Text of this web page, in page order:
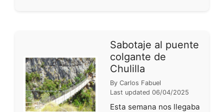
Sabotaje al puente
colgante de
Chulilla
By Carlos Fabuel
Last updated 06/04/2025
Esta semana nos llegaba